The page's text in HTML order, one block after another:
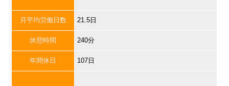
月平均労働日数 21.5日
休憩時間 240分
年間休日 107日